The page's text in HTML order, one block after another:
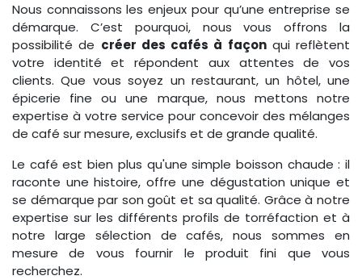
Nous connaissons les enjeux pour qu’une entreprise se
démarque. C’est pourquoi, nous vous offrons la
possibilité de créer des cafés à façonqui reflètent
votre identité et répondent aux attentes de vos
clients. Que vous soyez un restaurant, un hôtel, une
épicerie fine ou une marque, nous mettons notre
expertise à votre service pour concevoir des mélanges
de café sur mesure, exclusifs et de grande qualité.
Le café est bien plus qu'une simple boisson chaude : il
raconte une histoire, offre une dégustation unique et
se démarque par son goût et sa qualité. Grâce à notre
expertise sur les différents profils de torréfaction et à
notre large sélection de cafés, nous sommes en
mesure de vous fournir le produit fini que vous
recherchez.